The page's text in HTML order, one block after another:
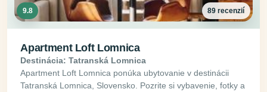
9.8 89 recenzií
Apartment Loft Lomnica
Destinácia: Tatranská Lomnica
Apartment Loft Lomnica ponúka ubytovanie v destinácii
Tatranská Lomnica, Slovensko. Pozrite si vybavenie, fotky a